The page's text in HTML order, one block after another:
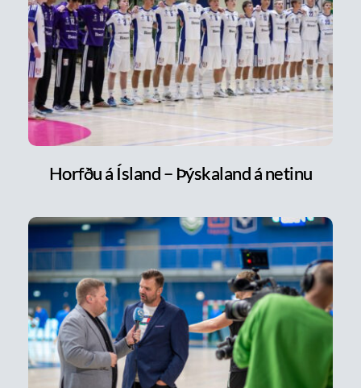
Horfðu á Ísland – Þýskaland á netinu